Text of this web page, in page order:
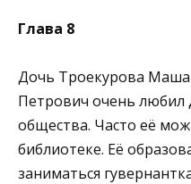
Глава 8
Дочь Троекурова Маша
Петрович очень любил
общества. Часто её
библиотеке. Её
заниматься